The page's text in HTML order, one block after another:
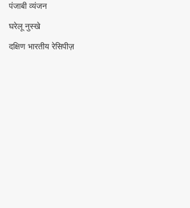
पंजाबी व्यंजन
घरेलू नुस्खे
दक्षिण भारतीय रेसिपीज़